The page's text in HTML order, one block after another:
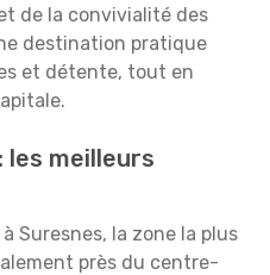
de la convivialité des
destination pratique
et détente, tout en
les meilleurs
Suresnes, la zone la plus
près du centre-